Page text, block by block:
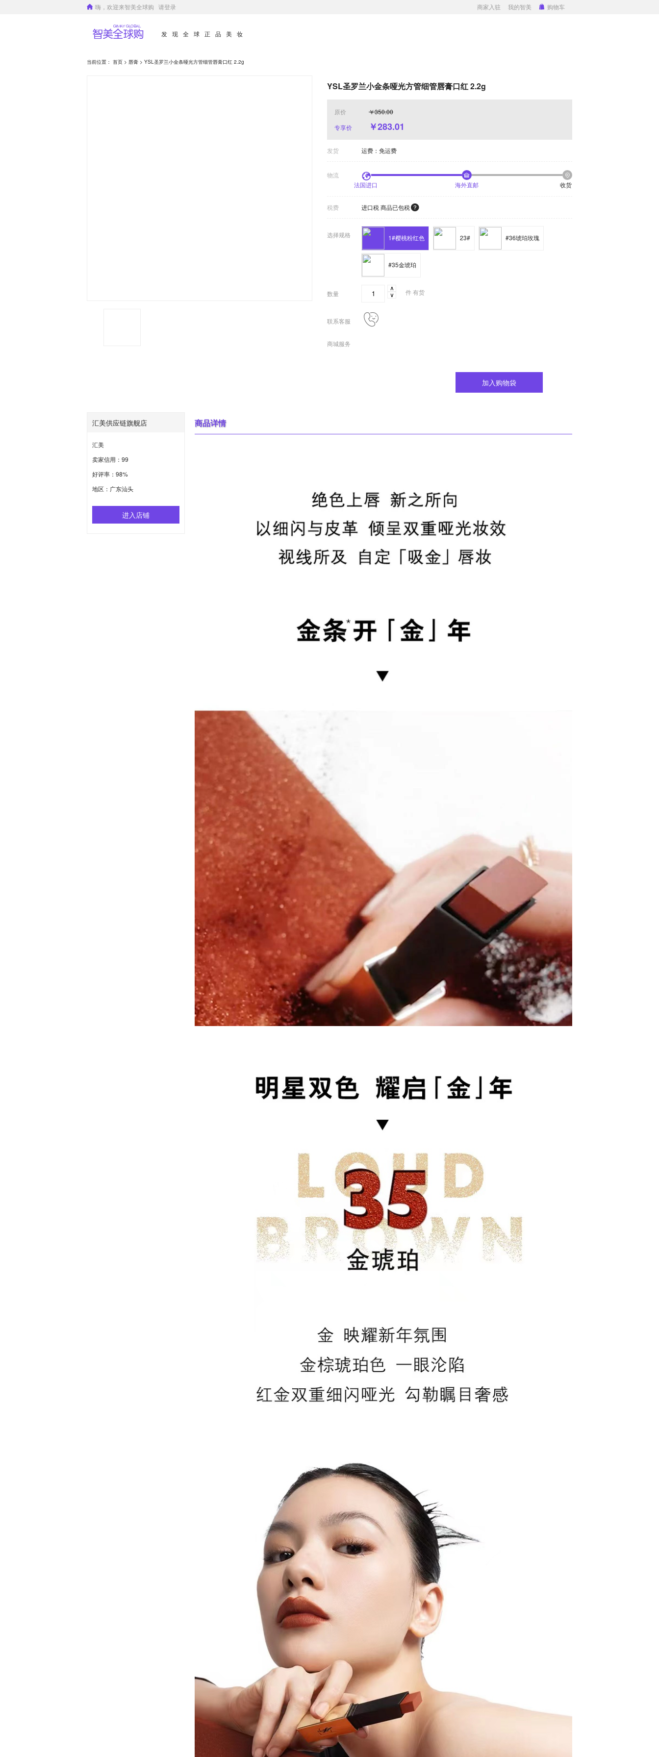
嗨，欢迎来智美全球购 请登录 商家入驻 我的智美 购物车
发现全球正品美妆
当前位置： 首页 > 唇膏 > YSL圣罗兰小金条哑光方管细管唇膏口红 2.2g
YSL圣罗兰小金条哑光方管细管唇膏口红 2.2g
原价
￥350.00
专享价
￥283.01
发货 运费：免运费
物流
法国进口
海外直邮 收货
税费 进口税 商品已包税
选择规格 1#樱桃粉红色 23# #36琥珀玫瑰
#35金琥珀
数量
∧
∨
件有货
联系客服
商城服务
加入购物袋
汇美供应链旗舰店
汇美
卖家信用：99
好评率：98%
地区：广东汕头
进入店铺
商品详情